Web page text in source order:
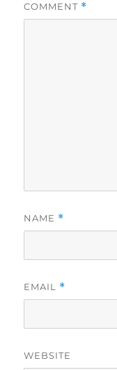
COMMENT *
NAME *
EMAIL *
WEBSITE